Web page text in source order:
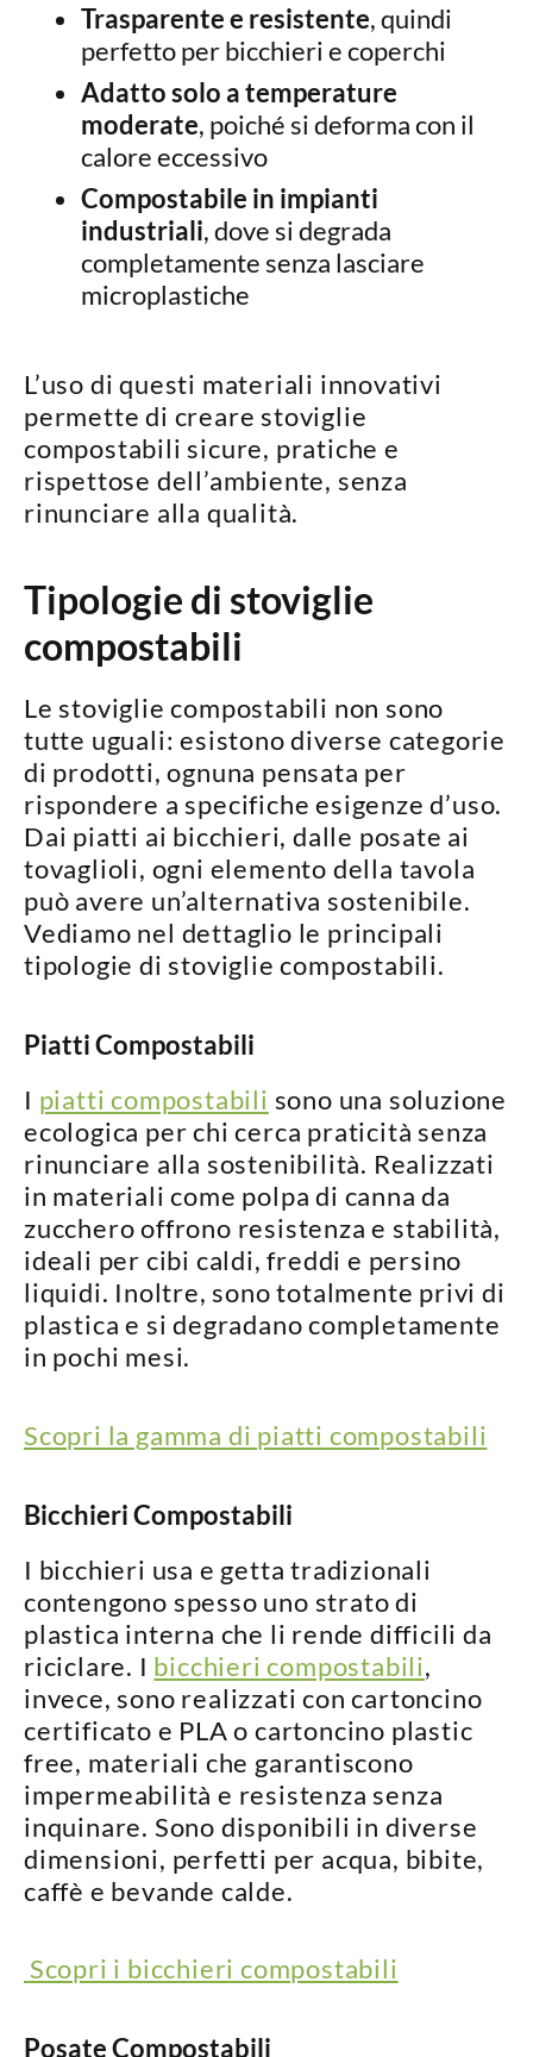
Trasparente e resistente, quindi
perfetto per bicchieri e coperchi
Adatto solo a temperature
moderate, poiché si deforma con il
calore eccessivo
Compostabile in impianti
industriali, dove si degrada
completamente senza lasciare
microplastiche
L’uso di questi materiali innovativi
permette di creare stoviglie
compostabilisicure, pratiche e
rispettose dell’ambiente, senza
rinunciare alla qualità.
Tipologie di stoviglie
compostabili
Le stoviglie compostabili non sono
tutte uguali: esistono diverse categorie
di prodotti, ognuna pensata per
rispondere a specifiche esigenze d’uso.
Dai piatti ai bicchieri, dalle posate ai
tovaglioli, ogni elemento della tavola
può avere un’alternativa sostenibile.
Vediamo nel dettaglio le principali
tipologie di stoviglie compostabili.
Piatti Compostabili
I piatti compostabili sono una soluzione
ecologica per chi cerca praticità senza
rinunciare alla sostenibilità. Realizzati
in materiali come polpa di canna da
zuccherooffrono resistenza e stabilità,
ideali per cibi caldi, freddi e persino
liquidi. Inoltre, sonototalmente privi di
plastica e si degradano completamente
in pochi mesi.
Scopri la gamma di piatti compostabili
Bicchieri Compostabili
I bicchieri usa e getta tradizionali
contengono spesso uno strato di
plastica interna che li rende difficili da
riciclare. I bicchieri compostabili,
invece, sono realizzati concartoncino
certificato e PLA o cartoncino plastic
free, materiali che garantiscono
impermeabilità e resistenza senza
inquinare. Sono disponibili in diverse
dimensioni, perfetti per acqua, bibite,
caffè e bevande calde.
Scopri i bicchieri compostabili
Posate Compostabili